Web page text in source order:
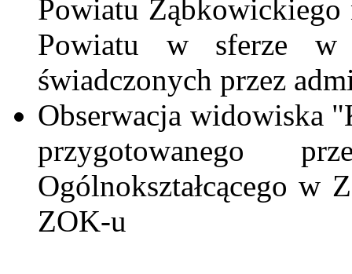
Powiatu Ząbkowickiego
Powiatu w sferze w
świadczonych przez
Obserwacja widowiska
przygotowanego
Ogólnokształcącego w
ZOK-u